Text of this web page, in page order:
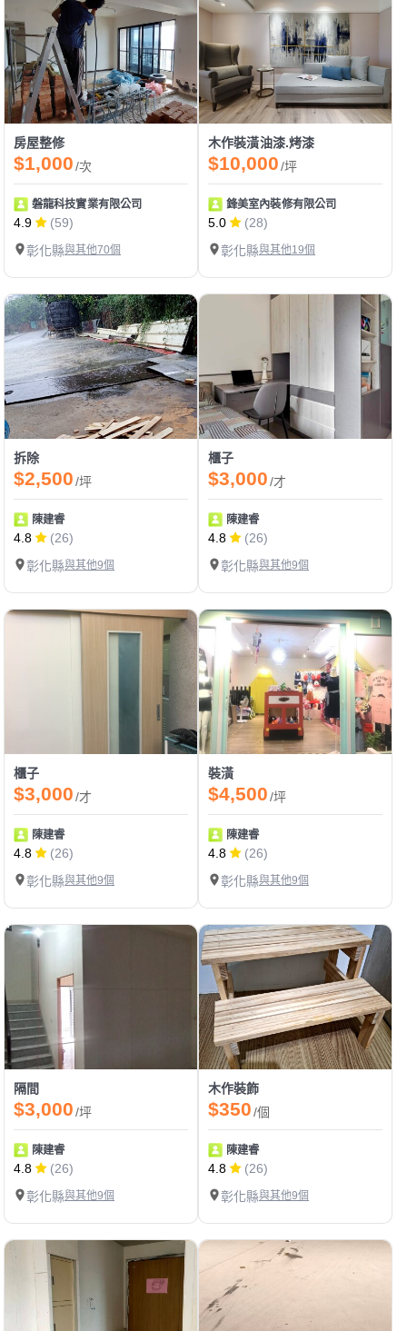
房屋整修
$1,000/次
磐龍科技實業有限公司
4.9
(59)
彰化縣與其他70個
木作裝潢油漆.烤漆
$10,000/坪
鋒美室內裝修有限公司
5.0
(28)
彰化縣與其他19個
拆除
$2,500/坪
陳建睿
4.8
(26)
彰化縣與其他9個
櫃子
$3,000/才
陳建睿
4.8
(26)
彰化縣與其他9個
櫃子
$3,000/才
陳建睿
4.8
(26)
彰化縣與其他9個
裝潢
$4,500/坪
陳建睿
4.8
(26)
彰化縣與其他9個
隔間
$3,000/坪
陳建睿
4.8
(26)
彰化縣與其他9個
木作裝飾
$350/個
陳建睿
4.8
(26)
彰化縣與其他9個